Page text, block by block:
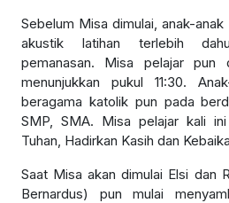
Sebelum Misa dimulai, anak-
akustik latihan terlebih
pemanasan. Misa pelajar pun
menunjukkan pukul 11:30.
beragama katolik pun pada
SMP, SMA. Misa pelajar kali
Tuhan, Hadirkan Kasih dan
Saat Misa akan dimulai Elsi dan
Bernardus) pun mulai